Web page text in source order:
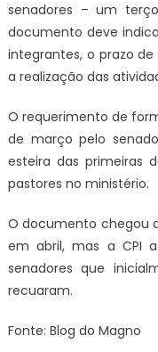
senadores – um
documento deve
integrantes, o prazo
a realização das
O requerimento de
de março pelo
esteira das primeiras
pastores no ministério.
O documento chegou
em abril, mas a CPI
senadores que
recuaram.
Fonte: Blog do Magno